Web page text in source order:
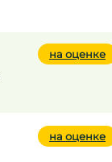
на оценке
на оценке